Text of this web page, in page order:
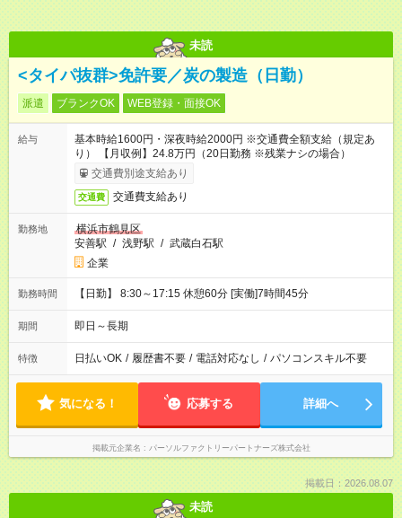
未読
<タイパ抜群>免許要／炭の製造（日勤）
派遣 ブランクOK WEB登録・面接OK
給与
基本時給1600円・深夜時給2000円 ※交通費全額支給（規定あ
り） 【月収例】24.8万円（20日勤務 ※残業ナシの場合）
交通費別途支給あり
交通費 交通費支給あり
勤務地
横浜市鶴見区
安善駅 / 浅野駅 / 武蔵白石駅
企業
勤務時間 【日勤】 8:30～17:15 休憩60分 [実働]7時間45分
期間 即日～長期
特徴 日払いOK / 履歴書不要 / 電話対応なし / パソコンスキル不要
気になる！ 応募する 詳細へ
掲載元企業名 パーソルファクトリーパートナーズ株式会社
掲載日：2026.08.07
未読